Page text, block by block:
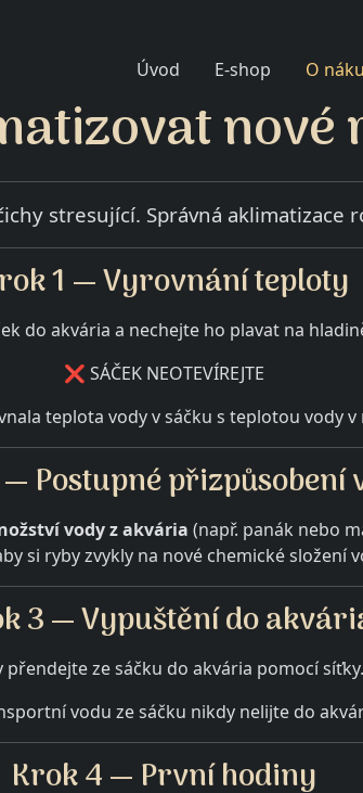
Úvod
E-shop O
nové
stresující. Správná aklimatizace
1 — Vyrovnání teploty
do akvária a nechejte ho plavat na
❌ SÁČEK NEOTEVÍREJTE
teplota vody v sáčku s teplotou vody
Postupné přizpůsobení
vody z akvária (např. panák nebo
si ryby zvykly na nové chemické složení
3 — Vypuštění do
přendejte ze sáčku do akvária pomocí síťky.
vodu ze sáčku nikdy nelijte do
Krok 4 — První hodiny